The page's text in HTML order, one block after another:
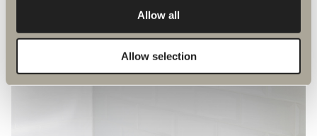
Allow all
Allow selection